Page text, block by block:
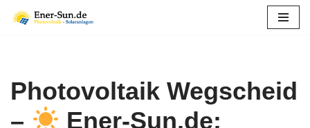
Photovoltaik Wegscheid
–
Ener-Sun.de: